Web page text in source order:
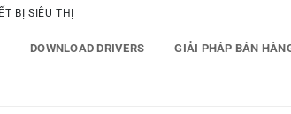
BỊ SIÊU THỊ
DOWNLOAD DRIVERS GIẢI PHÁP BÁN